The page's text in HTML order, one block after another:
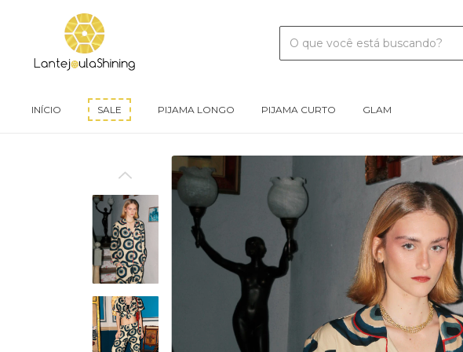
INÍCIO SALE PIJAMA LONGO PIJAMA CURTO GLAM